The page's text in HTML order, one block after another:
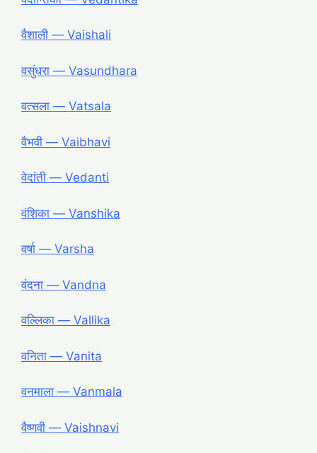
वैशाली ― Vaishali
वसुंधरा ― Vasundhara
वत्सला ― Vatsala
वैभवी ― Vaibhavi
वेदांती ― Vedanti
वंशिका ― Vanshika
वर्षा ― Varsha
वंदना ― Vandna
वल्लिका ― Vallika
वनिता ― Vanita
वनमाला ― Vanmala
वैष्णवी ― Vaishnavi